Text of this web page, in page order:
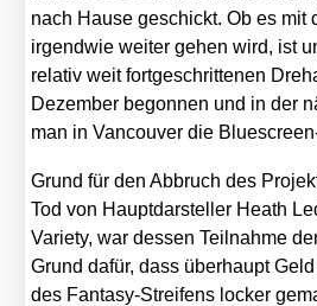
nach Hau­se geschickt. Ob es mit
irgend­wie wei­ter gehen wird, ist
rela­tiv weit fort­ge­schrit­te­nen
Dezem­ber begon­nen und in der
man in Van­cou­ver die
Grund für den Abbruch des
Tod von Haupt­dar­stel­ler Heath
Varie­ty, war des­sen Teil­nah­me
Grund dafür, dass über­haupt
des Fan­ta­sy-Strei­fens locker